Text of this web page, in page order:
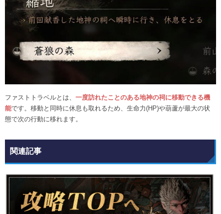
ファストトラベルとは、 一度訪れたことのある地神の祠に移動できる機
能です。移動と同時に休息も取れるため、生命力(HP)や葫蘆が最大の状
態で次の行動に移れます。
関連記事